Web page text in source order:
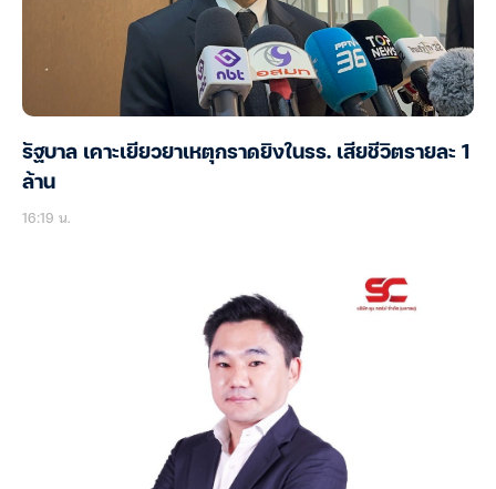
รัฐบาล เคาะเยียวยาเหตุกราดยิงในรร. เสียชีวิตรายละ 1
ล้าน
16:19 น.